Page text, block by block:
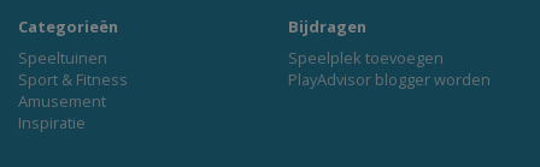
Categorieën
Speeltuinen
Sport & Fitness
Amusement
Inspiratie
Bijdragen
Speelplek toevoegen
PlayAdvisor blogger worden